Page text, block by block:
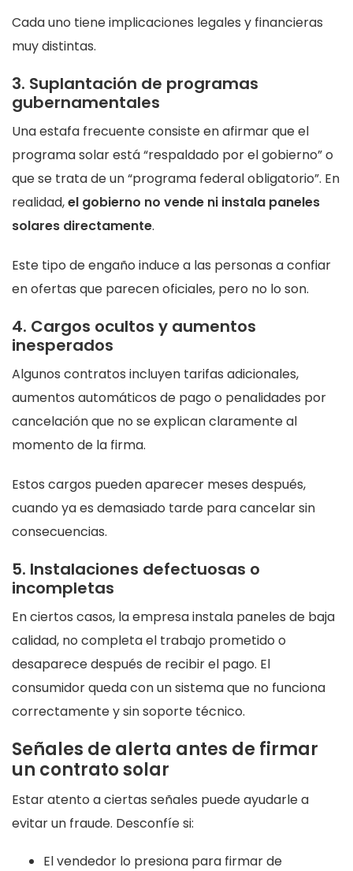
Cada uno tiene implicaciones legales y financieras
muy distintas.
3. Suplantación de programas
gubernamentales
Una estafa frecuente consiste en afirmar que el
programa solar está “respaldado por el gobierno” o
que se trata de un “programa federal obligatorio”. En
realidad,el gobierno no vende ni instala paneles
solares directamente.
Este tipo de engaño induce a las personas a confiar
en ofertas que parecen oficiales, pero no lo son.
4. Cargos ocultos y aumentos
inesperados
Algunos contratos incluyen tarifas adicionales,
aumentos automáticos de pago o penalidades por
cancelación que no se explican claramente al
momento de la firma.
Estos cargos pueden aparecer meses después,
cuando ya es demasiado tarde para cancelar sin
consecuencias.
5. Instalaciones defectuosas o
incompletas
En ciertos casos, la empresa instala paneles de baja
calidad, no completa el trabajo prometido o
desaparece después de recibir el pago. El
consumidor queda con un sistema que no funciona
correctamente y sin soporte técnico.
Señales de alerta antes de firmar
un contrato solar
Estar atento a ciertas señales puede ayudarle a
evitar un fraude. Desconfíe si:
El vendedor lo presiona para firmar de